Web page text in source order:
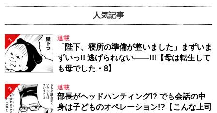
人気記事
1 連載
「陛下、寝所の準備が整いました」まずいま
ずいっ!! 逃げられない――!!!【母は転生して
も母でした・8】
2 連載
部長がヘッドハンティング!? でも会話の中
身は子どものオペレーション!?【こんな上司